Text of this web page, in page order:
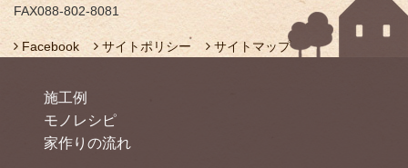
FAX088-802-8081
Facebook サイトポリシー サイトマップ
施工例
モノレシピ
家作りの流れ